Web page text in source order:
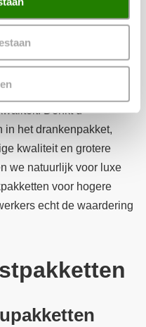
te bedanken? Of
vindt u meer items en
Denkt u
in het drankenpakket,
kwaliteit en grotere
we natuurlijk voor luxe
voor hogere
echt de waardering